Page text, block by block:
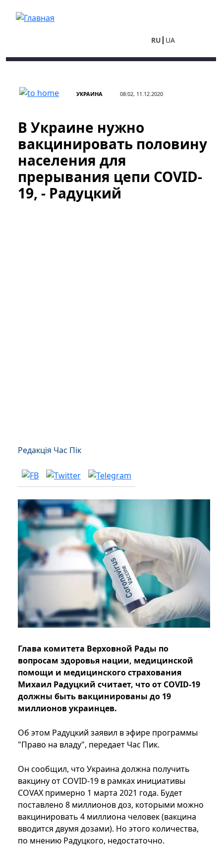
RU UA
УКРАИНА 08:02, 11.12.2020
В Украине нужно
вакцинировать половину
населения для
прерывания цепи COVID-
19, - Радуцкий
Редакція Час Пік
Глава комитета Верховной Рады по
вопросам здоровья нации, медицинской
помощи и медицинского страхования
Михаил Радуцкий считает, что от COVID-19
должны быть вакцинированы до 19
миллионов украинцев.
Об этом Радуцкий заявил в эфире программы
"Право на владу", передает Час Пик.
Он сообщил, что Украина должна получить
вакцину от COVID-19 в рамках инициативы
COVAX примерно 1 марта 2021 года. Будет
поставлено 8 миллионов доз, которыми можно
вакцинировать 4 миллиона человек (вакцина
вводится двумя дозами). Но этого количества,
по мнению Радуцкого, недостаточно.